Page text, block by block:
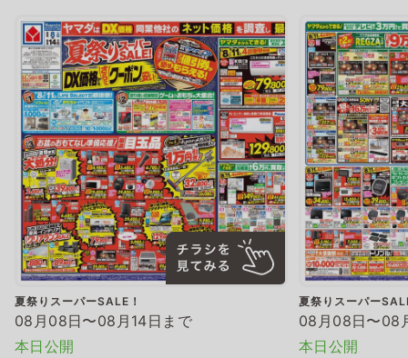
夏祭りスーパーSALE！
08月08日〜08月14日まで
本日公開
夏祭りスーパー
08月08日〜08
本日公開